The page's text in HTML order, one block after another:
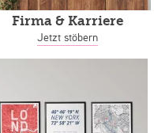
Firma & Karriere
Jetzt stöbern